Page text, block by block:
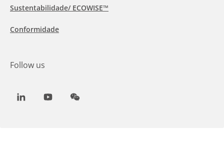
Sustentabilidade/ ECOWISE™
Conformidade
Follow us
LinkedInYoutubeWeChat